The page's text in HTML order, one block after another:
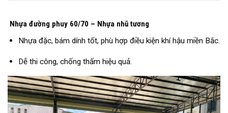
Nhựa đường phuy 60/70 – Nhựa nhũ tương
Nhựa đặc, bám dính tốt, phù hợp điều kiện khí hậu miền Bắc.
Dễ thi công, chống thấm hiệu quả.